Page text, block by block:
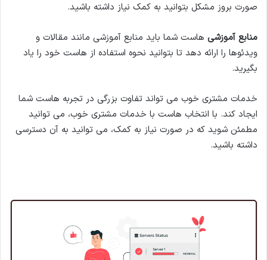
صورت بروز مشکل بتوانید به کمک نیاز داشته باشید.
منابع آموزشی هاست شما باید منابع آموزشی مانند مقالات و
ویدئوها را ارائه دهد تا بتوانید نحوه استفاده از هاست خود را یاد
بگیرید.
خدمات مشتری خوب می تواند تفاوت بزرگی در تجربه هاست شما
ایجاد کند. با انتخاب هاست با خدمات مشتری خوب، می توانید
مطمئن شوید که در صورت نیاز به کمک، می توانید به آن دسترسی
داشته باشید.